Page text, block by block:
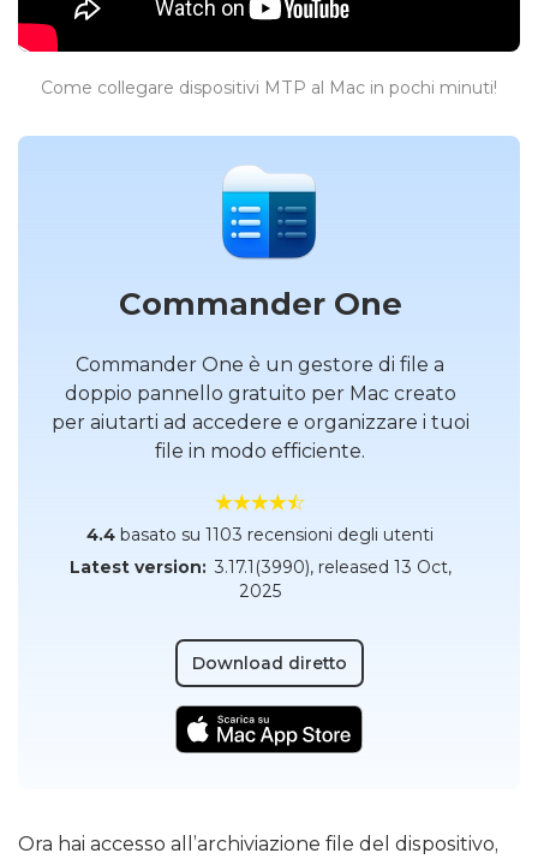
Come collegare dispositivi MTP al Mac in pochi minuti!
Commander One
Commander One è un gestore di file a
doppio pannello gratuito per Mac creato
per aiutarti ad accedere e organizzare i tuoi
file in modo efficiente.
4.4 basato su 1103 recensioni degli utenti
Latest version: 3.17.1(3990), released 13 Oct,
2025
Download diretto
Ora hai accesso all’archiviazione file del dispositivo,